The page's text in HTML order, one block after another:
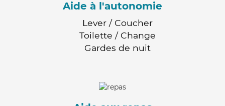
Aide à l'autonomie
Lever / Coucher
Toilette / Change
Gardes de nuit